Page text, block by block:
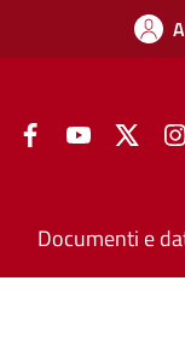
FacebookYouTube Twitter
Documenti e